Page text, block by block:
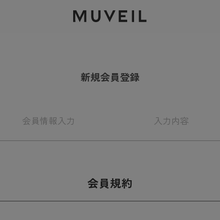
2026 AUTUMN WINTER COLLECTION
新規会員登録
会員情報入力 入力 内容
会員規約